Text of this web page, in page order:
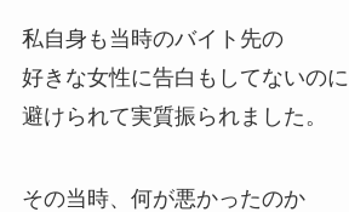
私自身も当時のバイト先の
好きな女性に告白もしてないのに
避けられて実質振られました。
その当時、何が悪かったのか